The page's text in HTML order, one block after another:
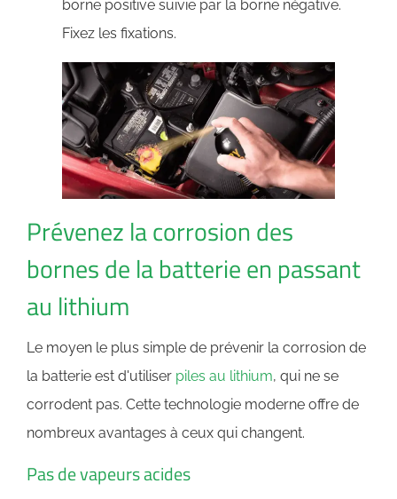
borne positive suivie par la borne négative.
Fixez les fixations.
Prévenez la corrosion des
bornes de la batterie en passant
au lithium
Le moyen le plus simple de prévenir la corrosion de
la batterie est d'utiliser piles au lithium, qui ne se
corrodent pas. Cette technologie moderne offre de
nombreux avantages à ceux qui changent.
Pas de vapeurs acides